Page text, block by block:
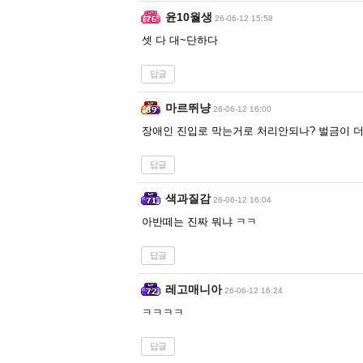
윤10월생 26-06-12 15:58
셋 다 대~단하다
답글
마르뛰냥 26-06-12 16:00
장애인 진입로 막는거로 처리안되나? 벌금이
답글
색과질감 26-06-12 16:04
아반떼는 진짜 뭐냐 ㅋㅋ
답글
레고매니아 26-06-12 16:24
ㅋㅋㅋㅋ
답글